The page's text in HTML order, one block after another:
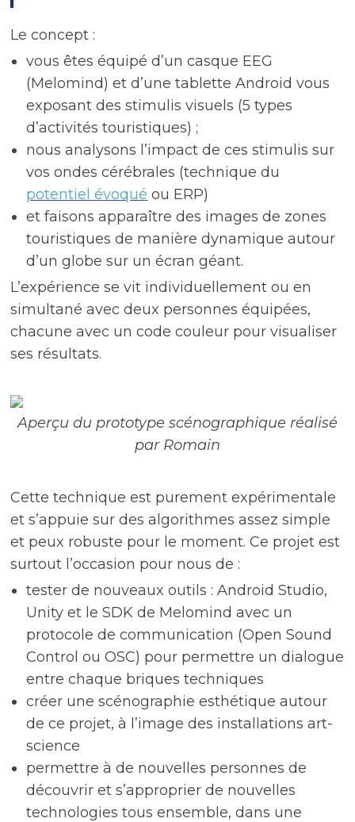
Le concept :
vous êtes équipé d’un casque EEG
(Melomind) et d’une tablette Android vous
exposant des stimulis visuels (5 types
d’activités touristiques) ;
nous analysons l’impact de ces stimulis sur
vos ondes cérébrales (technique du
potentiel évoqué ou ERP)
et faisons apparaître des images de zones
touristiques de manière dynamique autour
d’un globe sur un écran géant.
L’expérience se vit individuellement ou en
simultané avec deux personnes équipées,
chacune avec un code couleur pour visualiser
ses résultats.
Aperçu du prototype scénographique réalisé
par Romain
Cette technique est purement expérimentale
et s’appuie sur des algorithmes assez simple
et peux robuste pour le moment.Ce projet est
surtout l’occasion pour nous de :
tester de nouveaux outils : Android Studio,
Unity et le SDK de Melomind avec un
protocole de communication (Open Sound
Control ou OSC) pour permettre un dialogue
entre chaque briques techniques
créer une scénographie esthétique autour
de ce projet, à l’image des installations art-
science
permettre à de nouvelles personnes de
découvrir et s’approprier de nouvelles
technologies tous ensemble, dans une